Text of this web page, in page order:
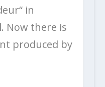
in
Now there is
produced by